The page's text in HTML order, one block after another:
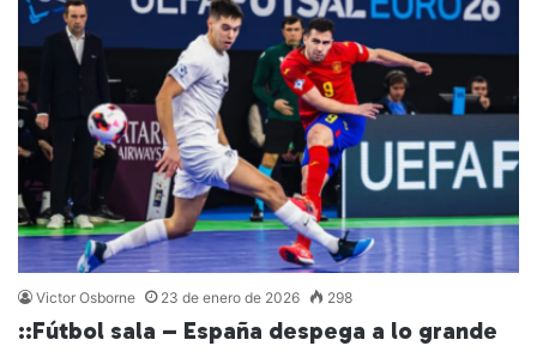
Victor Osborne 23 de enero de 2026 298
::Fútbol sala – España despega a lo grande